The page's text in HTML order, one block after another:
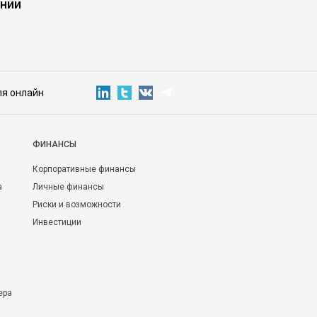
онлайн
ФИНАНСЫ
Корпоративные финансы
Личные финансы
Риски и возможности
Инвестиции